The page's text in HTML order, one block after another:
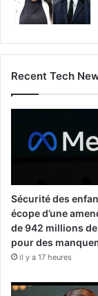
Recent Tech
Sécurité des
écope d’une
de 942 millions
pour des
il y a 17 heures